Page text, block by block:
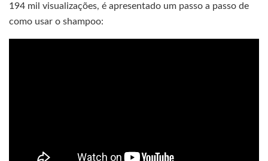
194 mil visualizações, é apresentado um passo a passo de
como usar o shampoo: